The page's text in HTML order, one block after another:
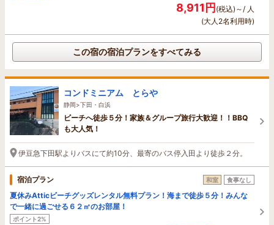
8,911円(税込)～/ 人
(大人2名利用時)
この宿の宿泊プランをすべてみる
コンドミニアム とらや
静岡>下田・白浜
ビーチへ徒歩５分！家族＆グループ旅行大歓迎！！BBQ
も大人気！
伊豆急下田駅よりバスにて約10分、最寄のバス停入田より徒歩２分。
宿泊プラン 和室 食事なし
夏休みAtticビーチグッズレンタル無料プラン！海まで徒歩５分！みんな
で一緒に過ごせる６２㎡のお部屋！
ポイント2%